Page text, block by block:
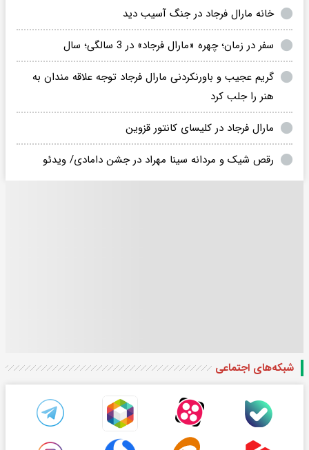
خانه مارال فرجاد در جنگ آسیب دید
سفر در زمان؛ چهره «مارال فرجاد» در 3 سالگی؛ سال
گریم عجیب و باورنکردنی مارال فرجاد توجه علاقه مندان به
هنر را جلب کرد
مارال فرجاد در کلیسای کانتور قزوین
رقص شیک و مردانه سینا مهراد در جشن دامادی/ ویدئو
شبکه‌های اجتماعی